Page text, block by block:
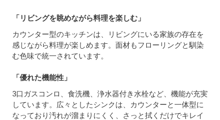
「リビングを眺めながら料理を楽しむ」
カウンター型のキッチンは、リビングにいる家族の存在を
感じながら料理が楽しめます。面材もフローリングと馴染
む色味で統一されています。
「優れた機能性」
3口ガスコンロ、食洗機、浄水器付き水栓など、機能が充実
しています。広々としたシンクは、カウンターと一体型に
なっており汚れが溜まりにくく、さっと拭くだけでキレイ